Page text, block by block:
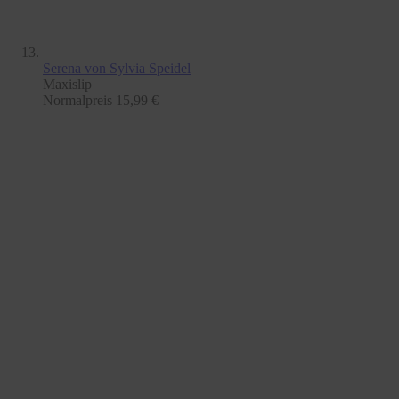
Serena von Sylvia Speidel
Maxislip
Normalpreis 15,99 €